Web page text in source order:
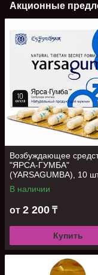
Акционные
Возбуждающее
"ЯРСА-ГУМБА"
(YARSAGUMBA), 10
В наличии
от 2 200 ₸
Купить